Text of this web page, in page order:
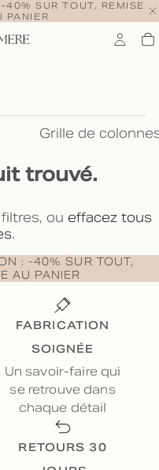
40% SUR TOUT, REMISE
PANIER
Grille de
trouvé.
ou effacez tous
.
: -40% SUR TOUT,
AU PANIER
FABRICATION
SOIGNÉE
Un savoir-faire qui
se retrouve dans
chaque détail
RETOURS 30